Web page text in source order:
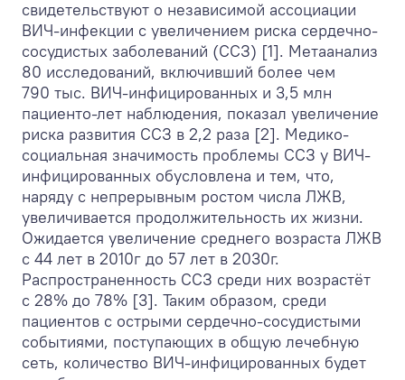
свидетельствуют о независимой ассоциации
ВИЧ-инфекции с увеличением риска сердечно-
сосудистых заболеваний (ССЗ) [1]. Метаанализ
80 исследований, включивший более чем
790 тыс. ВИЧ-инфицированных и 3,5 млн
пациенто-лет наблюдения, показал увеличение
риска развития ССЗ в 2,2 раза [2]. Медико-
социальная значимость проблемы ССЗ у ВИЧ-
инфицированных обусловлена и тем, что,
наряду с непрерывным ростом числа ЛЖВ,
увеличивается продолжительность их жизни.
Ожидается увеличение среднего возраста ЛЖВ
с 44 лет в 2010г до 57 лет в 2030г.
Распространенность ССЗ среди них возрастёт
с 28% до 78% [3]. Таким образом, среди
пациентов с острыми сердечно-сосудистыми
событиями, поступающих в общую лечебную
сеть, количество ВИЧ-инфицированных будет